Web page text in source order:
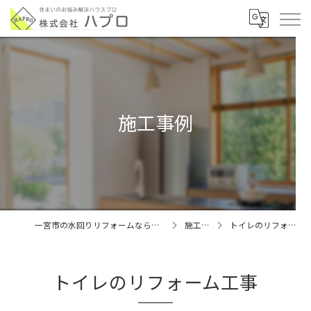
施工事例
一宮市の水回りリフォームなら株式会社ハプロ 施工事例 トイレのリフォーム工事
トイレのリフォーム工事